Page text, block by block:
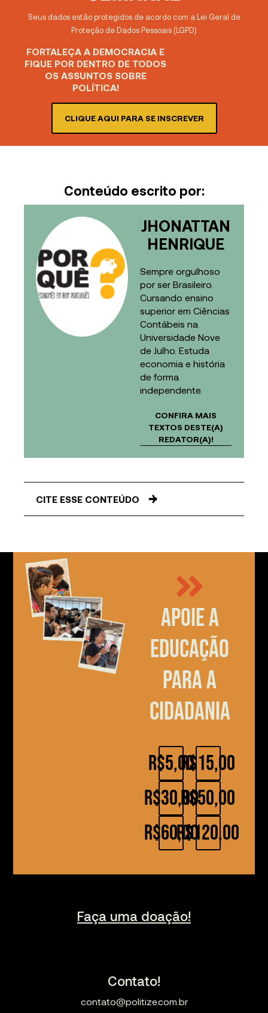
Seus dados estão protegidos de acordo com a Lei Geral de
Proteção de Dados Pessoais (LGPD)
FORTALEÇA A DEMOCRACIA E
FIQUE POR DENTRO DE TODOS
OS ASSUNTOS SOBRE
POLÍTICA!
CLIQUE AQUI PARA SE INSCREVER
Conteúdo escrito por:
JHONATTAN
HENRIQUE
Sempre orgulhoso
por ser Brasileiro.
Cursando ensino
superior em Ciências
Contábeis na
Universidade Nove
de Julho. Estuda
economia e história
de forma
independente.
CONFIRA MAIS
TEXTOS DESTE(A)
REDATOR(A)!
CITE ESSE CONTEÚDO
Apoie a
educação
para a
cidadania
R$5,00
R$30,00
R$60,00
R$15,00
R$50,00
R$120,00
Faça uma doação!
Contato!
contato@politize.com.br